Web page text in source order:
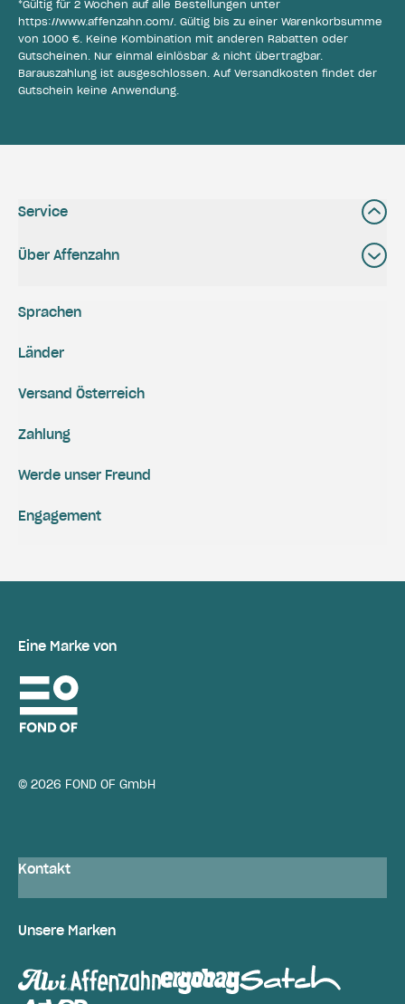
*Gültig für 2 Wochen auf alle Bestellungen unter
https://www.affenzahn.com/ . Gültig bis zu einer Warenkorbsumme
von 1000 €. Keine Kombination mit anderen Rabatten oder
Gutscheinen. Nur einmal einlösbar & nicht übertragbar.
Barauszahlung ist ausgeschlossen. Auf Versandkosten findet der
Gutschein keine Anwendung.
Service
Über Affenzahn
Versand Österreich
Zahlung
Engagement
Werde unser Freund
Sprachen
Länder
Eine Marke von
© 2026 FOND OF GmbH
Kontakt
Unsere Marken